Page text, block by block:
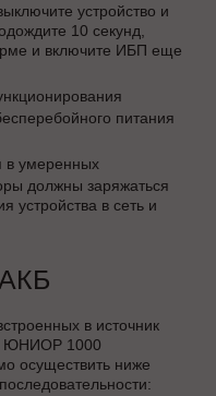
устройство и
10 секунд,
и включите ИБП еще
питания
в умеренных
должны заряжаться
устройства в сеть и
в источник
ЮНИОР 1000
осуществить ниже